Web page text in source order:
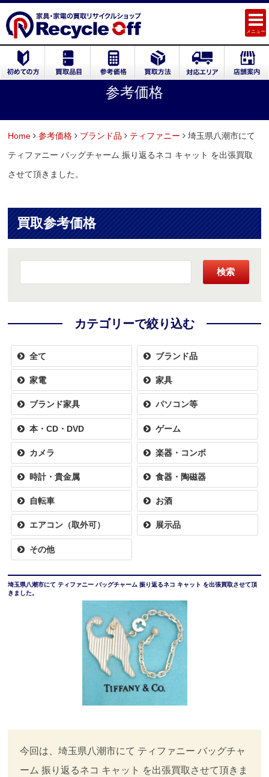
メニュー
参考価格
Home 参考価格 ブランド品 ティファニー
埼玉県八潮市にて
ティファニー バッグチャーム 振り返るネコ キャット を出張買取
させて頂きました。
買取参考価格
検索
カテゴリーで絞り込む
全て ブランド品
家電 家具
ブランド家具 パソコン等
本・CD・DVD ゲーム
カメラ 楽器・コンボ
時計・貴金属 食器・陶磁器
自転車 お酒
エアコン（取外可） 展示品
その他
埼玉県八潮市にて ティファニー バッグチャーム 振り返るネコ キャット を出張買取させて頂
きました。
今回は、埼玉県八潮市にて ティファニー バッグチャ
ーム 振り返るネコ キャット を出張買取させて頂きま